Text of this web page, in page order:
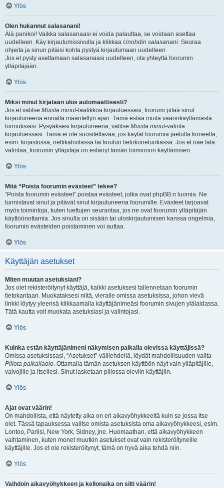
Ylös
Olen hukannut salasanani!
Älä panikoi! Vaikka salasanaasi ei voida palauttaa, se voidaan asettaa
uudelleen. Käy kirjautumissivulla ja klikkaa Unohdin salasanani. Seuraa
ohjeita ja sinun pitäisi kohta pystyä kirjautumaan uudelleen.
Jos et pysty asettamaan salasanaasi uudelleen, ota yhteyttä foorumin
ylläpitäjään.
Ylös
Miksi minut kirjataan ulos automaattisesti?
Jos et valitse Muista minut-laatikkoa kirjautuessasi, foorumi pitää sinut
kirjautuneena ennalta määritellyn ajan. Tämä estää muita väärinkäyttämästä
tunnuksiasi. Pysyäksesi kirjautuneena, valitse Muista minut-valinta
kirjautuessasi. Tämä ei ole suositeltavaa, jos käytät foorumia jaetulta koneelta,
esim. kirjastossa, nettikahvilassa tai koulun tietokoneluokassa. Jos et näe tätä
valintaa, foorumin ylläpitäjä on estänyt tämän toiminnon käyttämisen.
Ylös
Mitä “Poista foorumin evästeet” tekee?
“Poista foorumin evästeet” poistaa evästeet, jotka ovat phpBB:n luomia. Ne
tunnistavat sinut ja pitävät sinut kirjautuneena foorumille. Evästeet tarjoavat
myös toimintoja, kuten luettujen seurantaa, jos ne ovat foorumin ylläpitäjän
käyttöönottamia. Jos sinulla on sisään tai uloskirjautumisen kanssa ongelmia,
foorumin evästeiden poistaminen voi auttaa.
Ylös
Käyttäjän asetukset
Miten muutan asetuksiani?
Jos olet rekisteröitynyt käyttäjä, kaikki asetuksesi tallennetaan foorumin
tietokantaan. Muokataksesi niitä, vieraile omissa asetuksissa, johon vievä
linkki löytyy yleensä klikkaamalla käyttäjänimeäsi foorumin sivujen ylälaidassa.
Tätä kautta voit muokata asetuksiasi ja valintojasi.
Ylös
Kuinka estän käyttäjänimeni näkymisen paikalla olevissa käyttäjissä?
Omissa asetuksissasi, “Asetukset”-välilehdellä, löydät mahdollisuuden valita
Piilota paikallaolo. Ottamalla tämän asetuksen käyttöön näyt vain ylläpitäjille,
valvojille ja itsellesi. Sinut lasketaan piilossa oleviin käyttäjiin.
Ylös
Ajat ovat väärin!
On mahdollista, että näytetty aika on eri aikavyöhykkeeltä kuin se jossa itse
olet. Tässä tapauksessa valitse omista asetuksista oma aikavyöhykkeesi, esim.
Lontoo, Pariisi, New York, Sidney, jne. Huomaathan, että aikavyöhykkeen
vaihtaminen, kuten monet muutkin asetukset ovat vain rekisteröityneille
käyttäjille. Jos et ole rekisteröitynyt, tämä on hyvä aika tehdä niin.
Ylös
Vaihdoin aikavyöhykkeen ja kellonaika on silti väärin!